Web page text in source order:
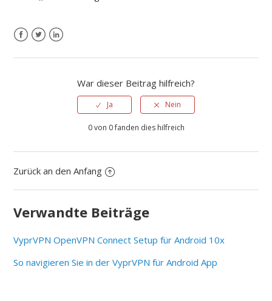
War dieser Beitrag hilfreich?
Ja Nein
0 von 0 fanden dies hilfreich
Zurück an den Anfang
Verwandte Beiträge
VyprVPN OpenVPN Connect Setup für Android 10x
So navigieren Sie in der VyprVPN für Android App